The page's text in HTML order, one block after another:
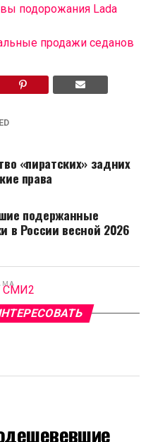
подорожания Lada
продажи седанов
«пиратских» задних
права
подержанные
в России весной 2026
СМИ2